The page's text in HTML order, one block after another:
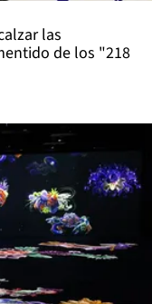
las
de los "218